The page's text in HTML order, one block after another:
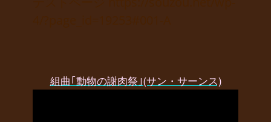
組曲｢動物の謝肉祭｣(サン・サーンス)